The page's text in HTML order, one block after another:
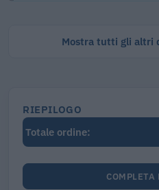
Mostra tutti gli altri
RIEPILOGO
Totale ordine:
COMPLETA